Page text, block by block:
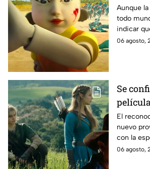
es lo
Aunque
todo
indicar
podría ser
06 agosto,
Se
antes
lo que
ahora
El
nuevo
con la
06 agosto,